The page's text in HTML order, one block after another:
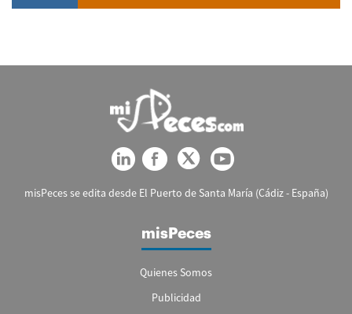
misPeces se edita desde El Puerto de Santa María (Cádiz - España)
misPeces
Quienes Somos
Publicidad